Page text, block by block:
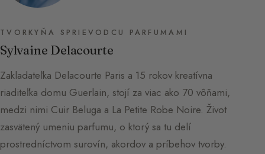
TVORKYŇA SPRIEVODCU PARFUMAMI
Sylvaine Delacourte
Zakladateľka Delacourte Paris a 15 rokov kreatívna
riaditeľka domu Guerlain, stojí za viac ako 70 vôňami,
medzi nimi Cuir Beluga a La Petite Robe Noire. Život
zasvätený umeniu parfumu, o ktorý sa tu delí
prostredníctvom surovín, akordov a príbehov tvorby.